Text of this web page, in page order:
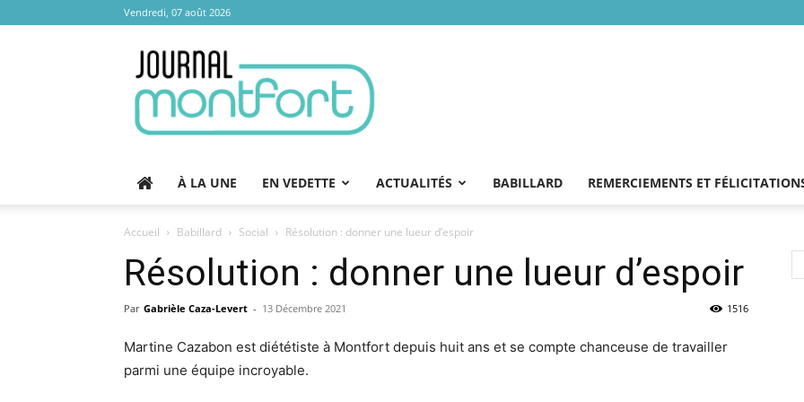
Vendredi, 07 août 2026
Montfort
À LA UNE EN VEDETTE ACTUALITÉS BABILLARD REMERCIEMENTS ET
Accueil Babillard Social Résolution : donner une lueur d’espoir
Résolution : donner une lueur d’espoir
Par Gabrièle Caza-Levert - 13 Décembre 2021 1516
Martine Cazabon est diététiste à Montfort depuis huit ans et se compte chanceuse de travailler
parmi une équipe incroyable.